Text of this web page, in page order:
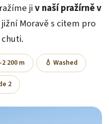
jiv naší pražírně v
Moravě s citem pro
200 m 💧 Washed
2